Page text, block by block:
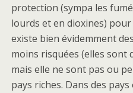
protection (sympa les
lourds et en dioxines)
existe bien évidemment
moins risquées (elles sont
mais elle ne sont pas ou
pays riches. Dans des